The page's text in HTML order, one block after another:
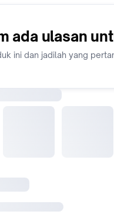
ada ulasan
ini dan jadilah yang